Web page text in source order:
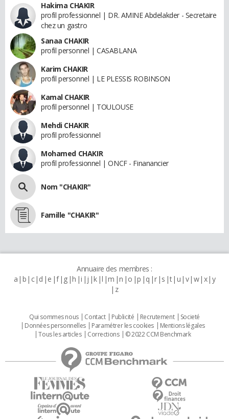
Hakima CHAKIR
profil professionnel | DR. AMINE Abdelakder - Secretaire
chez un gastro
Sanaa CHAKIR
profil personnel | CASABLANA
Karim CHAKIR
profil personnel | LE PLESSIS ROBINSON
Kamal CHAKIR
profil personnel | TOULOUSE
Mehdi CHAKIR
profil professionnel
Mohamed CHAKIR
profil professionnel | ONCF - Finanancier
Nom "CHAKIR"
Famille "CHAKIR"
Annuaire des membres :
a b c d e f g h i j k l m n o p q r s t u v w x y
z
Qui sommes nous Contact Publicité Recrutement
Societé
Données personnelles
Paramétrer les cookies
Mentions légales
Tous les articles
Corrections © 2022 CCM Benchmark